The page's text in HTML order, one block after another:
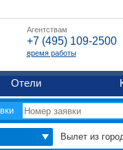
Агентствам
+7 (495) 109-2500
время работы
Отели
Вылет из